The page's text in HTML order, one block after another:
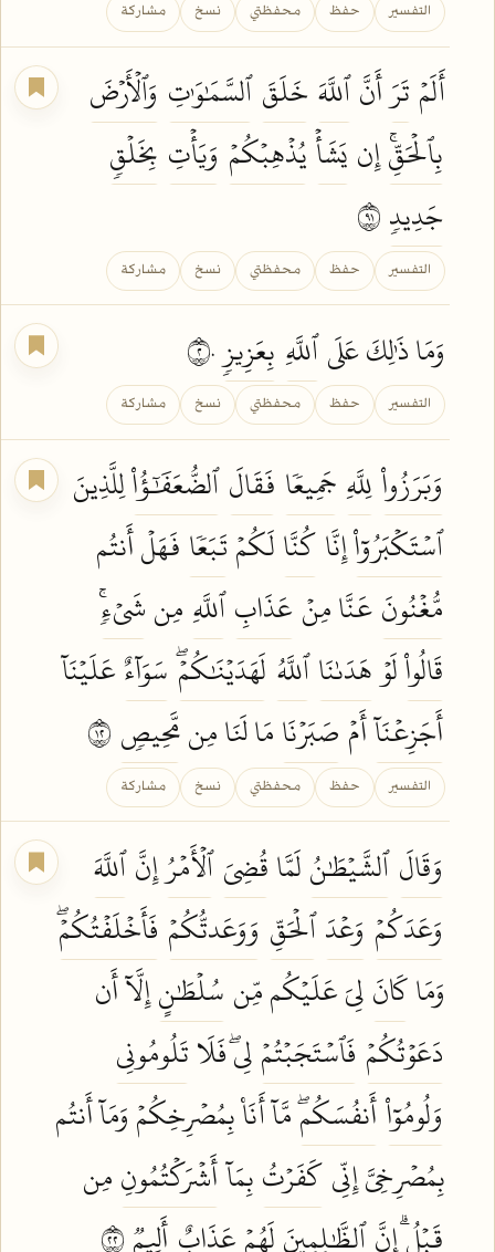
التفسير حفظ محفظتي نسخ مشاركة
أَلَمۡ تَرَأَنَّٱللَّهَخَلَقَ ٱلسَّمَٰوَٰتِ وَٱلۡأَرۡضَ
بِٱلۡحَقِّۚإِن يَشَأۡيُذۡهِبۡكُمۡ وَيَأۡتِ بِخَلۡقٖ
جَدِيدٖ
التفسير حفظ محفظتي نسخ مشاركة
وَمَا ذَٰلِكَ عَلَىٱللَّهِ بِعَزِيزٖ٢٠
التفسير حفظ محفظتي نسخ مشاركة
وَبَرَزُواْلِلَّهِ جَمِيعٗا فَقَالَٱلضُّعَفَٰٓؤُاْلِلَّذِينَ
ٱسۡتَكۡبَرُوٓاْإِنَّاكُنَّالَكُمۡتَبَعٗا فَهَلۡ أَنتُم
مُّغۡنُونَعَنَّا مِنۡعَذَابِٱللَّهِ مِنشَيۡءٖۚ
قَالُواْلَوۡهَدَىٰنَاٱللَّهُ لَهَدَيۡنَٰكُمۡۖسَوَآءٌعَلَيۡنَآ
أَجَزِعۡنَآأَمۡ صَبَرۡنَامَا لَنَا مِنمَّحِيصٖ
التفسير حفظ محفظتي نسخ مشاركة
وَقَالَٱلشَّيۡطَٰنُلَمَّاقُضِيَ ٱلۡأَمۡرُإِنَّٱللَّهَ
وَعَدَكُمۡ وَعۡدَٱلۡحَقِّ وَوَعَدتُّكُمۡ فَأَخۡلَفۡتُكُمۡۖ
وَمَاكَانَلِيَ عَلَيۡكُم مِّن سُلۡطَٰنٍإِلَّآ أَن
دَعَوۡتُكُمۡ فَٱسۡتَجَبۡتُمۡلِيۖ فَلَاتَلُومُونِي
وَلُومُوٓاْأَنفُسَكُمۖمَّآ أَنَا۠ بِمُصۡرِخِكُمۡ وَمَآ أَنتُم
بِمُصۡرِخِيَّ إِنِّيكَفَرۡتُبِمَآأَشۡرَكۡتُمُونِمِن
قَبۡلُۗإِنَّٱلظَّٰلِمِينَلَهُمۡعَذَابٌ أَلِيمٞ